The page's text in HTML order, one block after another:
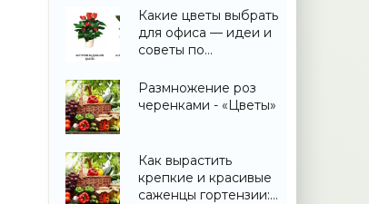
Какие цветы выбрать
для офиса — идеи и
советы по
Размножение роз
черенками - «Цветы»
Как вырастить
крепкие и красивые
саженцы гортензии: